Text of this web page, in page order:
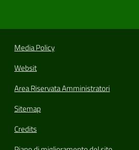
Media Policy
Websit
Area Riservata Amministratori
Sitemap
Credits